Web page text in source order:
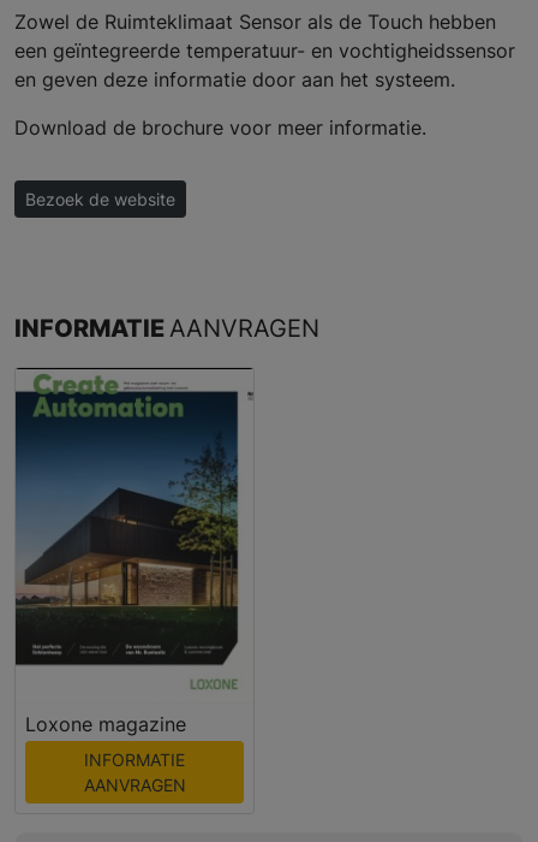
Zowel de Ruimteklimaat Sensor als de Touch hebben
een geïntegreerde temperatuur- en vochtigheidssensor
en geven deze informatie door aan het systeem.
Download de brochure voor meer informatie.
Bezoek de website
INFORMATIEAANVRAGEN
Loxone magazine
INFORMATIE
AANVRAGEN